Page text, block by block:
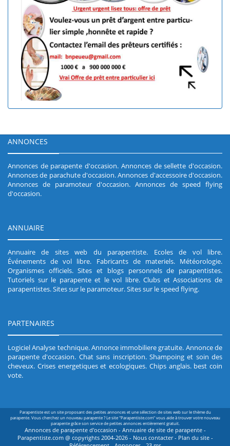
ANNONCES
Annonces de parapente d'occasion. Annonces de sellette d'occasion.
Annonces de parachute d'occasion.Annonces d'accessoire d'occasion.
Annonces de paramoteur d'occasion. Annonces de speed flying
d'occasion.
ANNUAIRE
Annuaire de sites web du parapentiste. Ecoles de vol libre.
Événements de vol libre. Fabricants de materiels. Météorologie.
Organismes officiels.Sites et blogs personnels de parapentistes.
Tutoriels sur le parapente et le vol libre.Clubs et Associations de
parapentistes.Sites sur le paramoteur.Sites sur le speed flying.
PARTENAIRES
Logiciel Analyse technique.Annonce immobiliere gratuite. Annonce de
parapente d'occasion. Chat sans inscription. Shampoing et soin des
cheveux. Crises energetiques et ecologiques. Chips anglais. best coin
vote.
Parapentiste est un site proposant des petites annonces et une sélection de sites web sur le thème du
parapente. Vous cherchez un nouveau parapente ? Le site "Parapentiste.com" vous aide à trouver votre nouveau
parapente grâce son service de petites annonces entièrement gratuit.
Annonces de parapente d'occasion - Annuaire de site de parapente -
Parapentiste.com @ copyrights 2004-2026 - Nous contacter- Plan du site-